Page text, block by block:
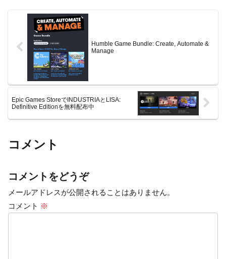
Humble Game Bundle: Create, Automate &
Manage
Epic Games StoreでINDUSTRIAとLISA:
Definitive Editionを無料配布中
コメント
コメントをどうぞ
メールアドレスが公開されることはありません。
コメント ※